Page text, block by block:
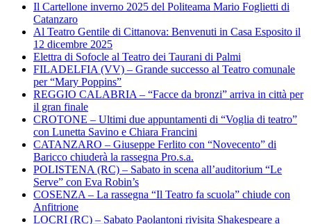
Il Cartellone inverno 2025 del Politeama Mario Foglietti di
Catanzaro
Al Teatro Gentile di Cittanova: Benvenuti in Casa Esposito il
12 dicembre 2025
Elettra di Sofocle al Teatro dei Taurani di Palmi
FILADELFIA (VV) – Grande successo al Teatro comunale
per “Mary Poppins”
REGGIO CALABRIA – “Facce da bronzi” arriva in città per
il gran finale
CROTONE – Ultimi due appuntamenti di “Voglia di teatro”
con Lunetta Savino e Chiara Francini
CATANZARO – Giuseppe Ferlito con “Novecento” di
Baricco chiuderà la rassegna Pro.s.a.
POLISTENA (RC) – Sabato in scena all’auditorium “Le
Serve” con Eva Robin’s
COSENZA – La rassegna “Il Teatro fa scuola” chiude con
Anfitrione
LOCRI (RC) – Sabato Paolantoni rivisita Shakespeare a